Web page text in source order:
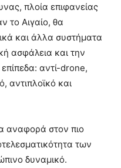
πλοία επιφανείας
το Αιγαίο, θα
και άλλα συστήματα
ασφάλεια και την
αντί-drone,
αντιπλοϊκό και
αναφορά στον πιο
των
δυναμικό.